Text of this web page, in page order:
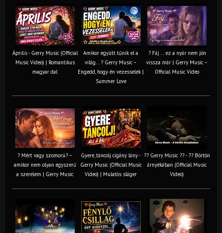
Április - Gerry Music (Official
Music Video) | Romantikus
magyar dal
Amikor együtt tűnik el a
világ... ? Gerry Music –
Engedd, hogy én vezesselek |
Summer Love
? Fáj … ez a nyár nem jön
vissza már | Gerry Music –
Official Music Video
? Mért vagy szomorú? –
amikor nem olyan egyszerű
a szerelem | Gerry Music
Gyere, táncolj cigány lány -
Gerry Music (Official Music
Video) | Mulatós sláger
?? Gerry Music ?? - ?? Börtön
árnyékában (Official Music
Video)